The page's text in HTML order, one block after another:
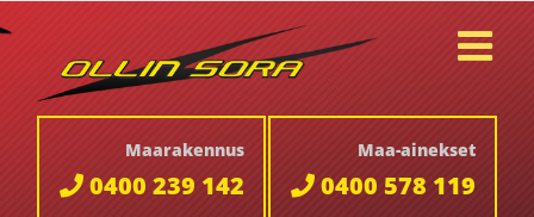
to
Maarakennus
0400 239 142
Maa-ainekset
0400 578 119